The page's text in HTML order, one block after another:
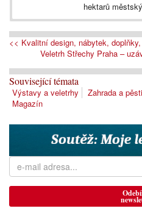
hektarů
<< Kvalitní design, nábytek,
Veletrh Střechy Praha –
Související témata
Výstavy a veletrhy Zahrada a
Magazín